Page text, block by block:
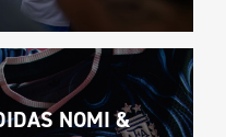
NOMI &